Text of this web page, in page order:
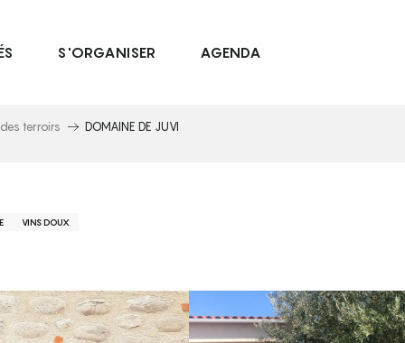
S'ORGANISER AGENDA
terroirs DOMAINE DE JUVI
VINS DOUX